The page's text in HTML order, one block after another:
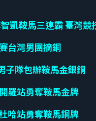
凱鞍馬三連霸 臺灣
台灣男團摘銅
子隊包辦鞍馬金銀銅
羅站勇奪鞍馬金牌
哈站勇奪鞍馬銅牌